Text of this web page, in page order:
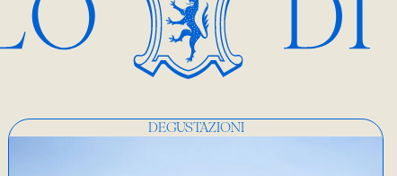
DEGUSTAZIONI